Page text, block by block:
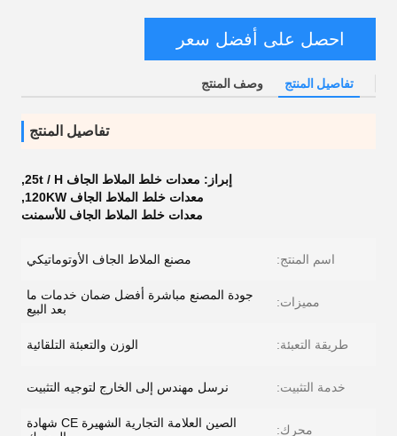
احصل على أفضل سعر
تفاصيل المنتج وصف المنتج
تفاصيل المنتج
إبراز: معدات خلط الملاط الجاف 25t / H
,
معدات خلط الملاط الجاف 120KW
,
معدات خلط الملاط الجاف للأسمنت
اسم المنتج: مصنع الملاط الجاف الأوتوماتيكي
مميزات:
جودة المصنع مباشرة أفضل ضمان خدمات ما
بعد البيع
طريقة التعبئة: الوزن والتعبئة التلقائية
خدمة التثبيت: نرسل مهندس إلى الخارج لتوجيه التثبيت
محرك:
الصين العلامة التجارية الشهيرة CE شهادة